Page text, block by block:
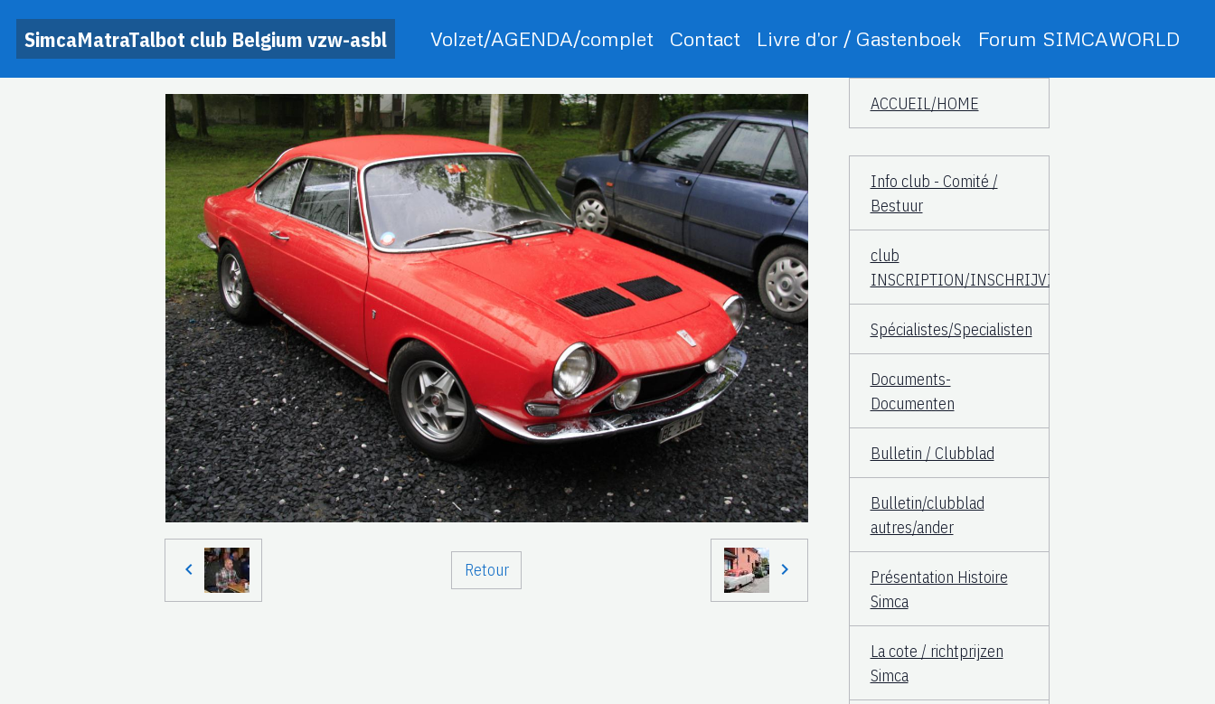
SimcaMatraTalbot club Belgium vzw-asbl Volzet/AGENDA/complet Contact Livre d'or / Gastenboek Forum SIMCAWORLD
Retour
ACCUEIL/HOME
Info club - Comité /
Bestuur
club
INSCRIPTION/INSCHRIJVING
Spécialistes/Specialisten
Documents-
Documenten
Bulletin / Clubblad
Bulletin/clubblad
autres/ander
Présentation Histoire
Simca
La cote / richtprijzen
Simca